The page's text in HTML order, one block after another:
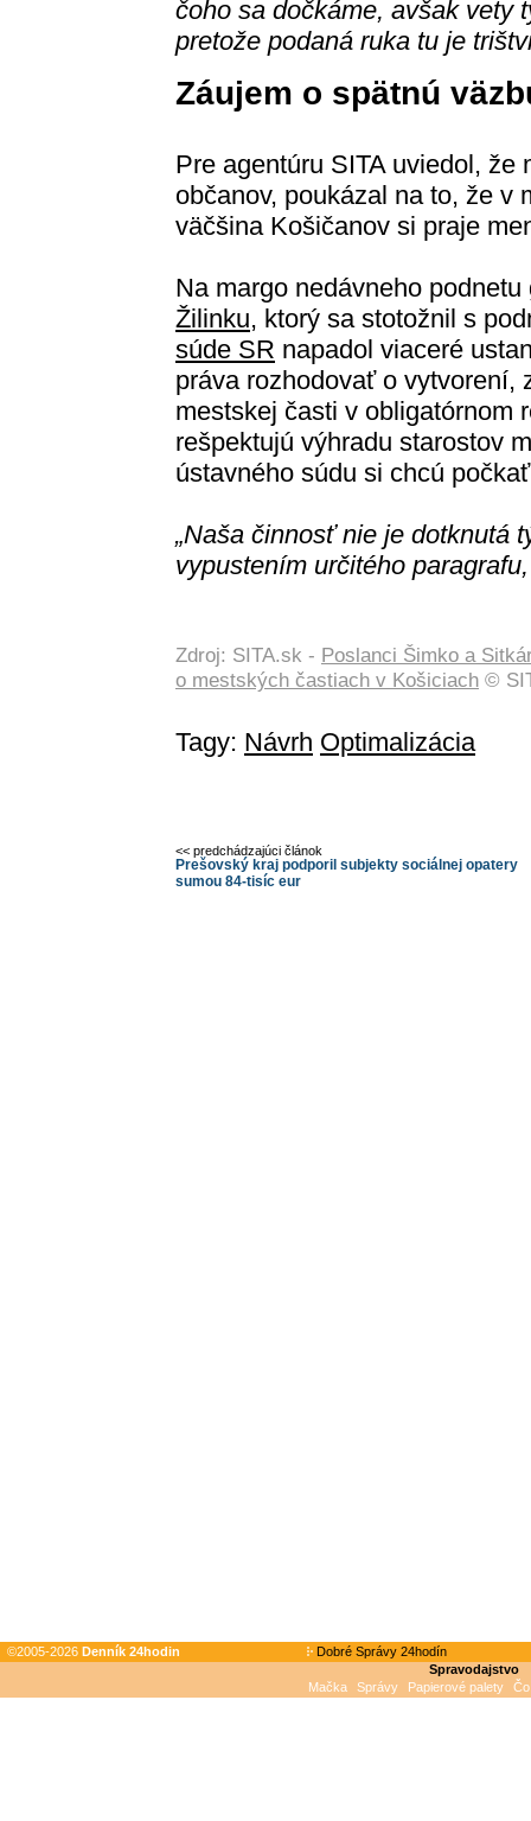
čoho sa dočkáme, avšak vety
pretože podaná ruka tu je
Záujem o spätnú
Pre agentúru SITA uviedol, že
občanov, poukázal na to, že v
väčšina Košičanov si praje
Na margo nedávneho
Žilinku, ktorý sa stotožnil s
súde SR napadol viaceré
práva rozhodovať o vytvorení,
mestskej časti v obligatórnom
rešpektujú výhradu starostov
ústavného súdu si chcú
„Naša činnosť nie je dotknutá
vypustením určitého
Zdroj: SITA.sk - Poslanci Šimko a
o mestských častiach v Košiciach ©
Tagy: Návrh Optimalizácia
<< predchádzajúci článok
Prešovský kraj podporil subjekty sociálnej opatery
sumou 84-tisíc eur
©2005-2026 Denník 24hodin
Dobré Správy 24hodín
Spravodajstvo
Mačka
Správy Papierové palety